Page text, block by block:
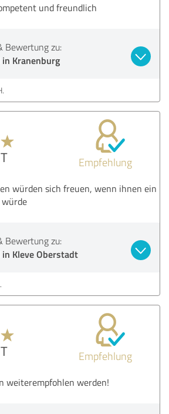
und freundlich
Bewertung zu:
Kranenburg
Empfehlung
würden sich freuen, wenn ihnen ein
Bewertung zu:
Kleve Oberstadt
Empfehlung
weiterempfohlen werden!